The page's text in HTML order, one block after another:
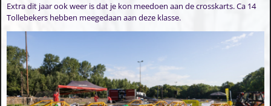
Extra dit jaar ook weer is dat je kon meedoen aan de crosskarts. Ca 14
Tollebekers hebben meegedaan aan deze klasse.